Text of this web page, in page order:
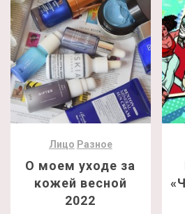
Лицо Разное
О моем уходе за
кожей весной
2022